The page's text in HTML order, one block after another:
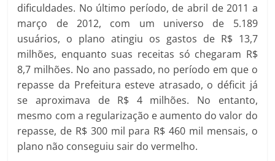
dificuldades. No último período, de abril de 2011 a
março de 2012, com um universo de 5.189
usuários, o plano atingiu os gastos de R$ 13,7
milhões, enquanto suas receitas só chegaram R$
8,7 milhões. No ano passado, no período em que o
repasse da Prefeitura esteve atrasado, o déficit já
se aproximava de R$ 4 milhões. No entanto,
mesmo com a regularização e aumento do valor do
repasse, de R$ 300 mil para R$ 460 mil mensais, o
plano não conseguiu sair do vermelho.